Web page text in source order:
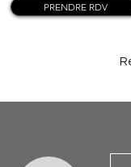
PRENDRE RDV